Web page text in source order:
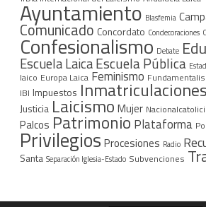
Ayuntamiento Blasfemia
Comunicado Concordato Condecoraciones
Confesionalismo Debate
Escuela LaicaEscuela Pública
laico Europa Laica Feminismo
IBI Impuestos Inmatriculaciones
Justicia Laicismo Mujer
Palcos Patrimonio Plataforma
Privilegios Procesiones Radio
Santa Separación Iglesia-Estado Subvenciones